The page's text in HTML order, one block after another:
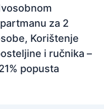
za 2
Korištenje
i ručnika –
popusta